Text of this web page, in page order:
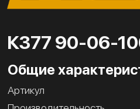
К377 90-06-
Общие
Артикул